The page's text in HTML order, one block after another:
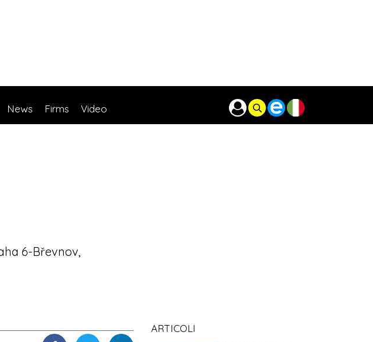
News Firms Video
6-Břevnov,
ARTICOLI